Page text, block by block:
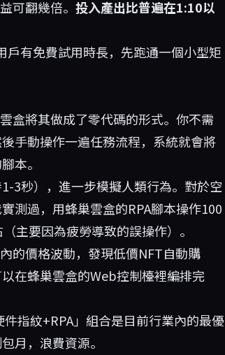
可翻幾倍。 投入產出比普遍在1:10以
戶有免費試用時長，先跑通一個小型矩
盒將其做成了零代碼的形式。你不需
手動操作一遍任務流程，系統就會將
本。
3秒），進一步模擬人類行為。對於空
測過，用蜂巢雲盒的RPA腳本操作100
主要因為疲勞導致的誤操作）。
的價格波動，發現低價NFT自動購
在蜂巢雲盒的Web控制檯裡編排完
件指紋+RPA」組合是目前行業內的最優
月，浪費資源。